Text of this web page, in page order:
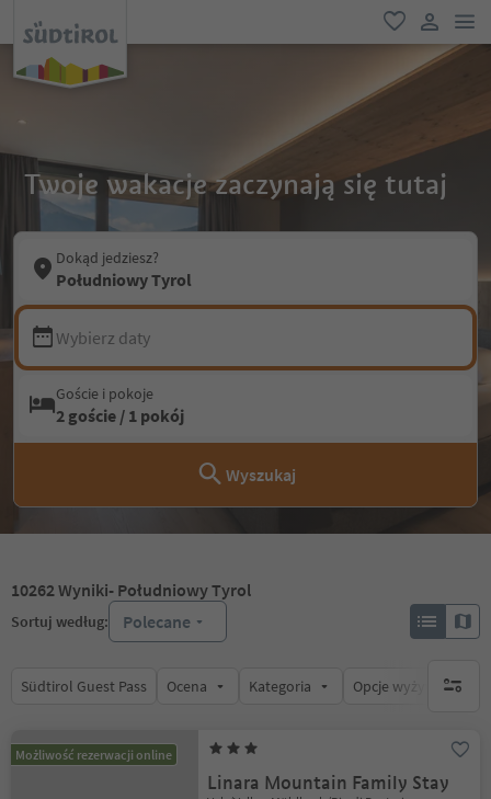
ulubione
link
Twoje wakacje zaczynają się tutaj
Dokąd jedziesz?
Południowy Tyrol
Wybierz daty
Goście i pokoje
2 goście / 1 pokój
Wyszukaj
10262Wyniki- Południowy Tyrol
Sortuj według: Polecane
Südtirol Guest Pass Ocena Kategoria Opcje wyżywieniabrak
Możliwość rezerwacji online
Linara Mountain Family Stay